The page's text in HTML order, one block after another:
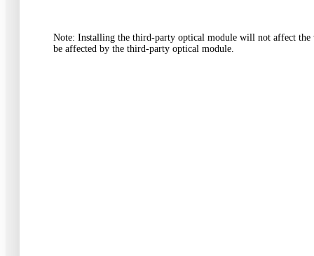
Note: Installing the third-party optical module will not affect
be affected by the third-party optical module.